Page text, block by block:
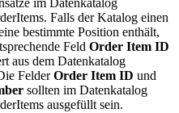
im Datenkatalog
Falls der Katalog einen
bestimmte Position enthält,
Feld Order Item ID
aus dem Datenkatalog
FelderOrder Item ID und
sollten im Datenkatalog
ausgefüllt sein.